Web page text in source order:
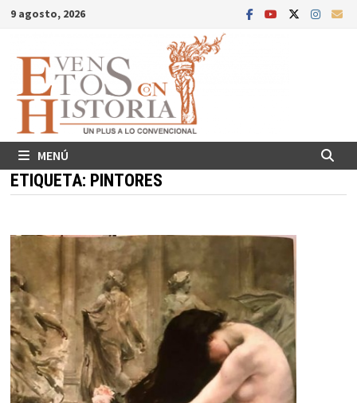
Saltar
contenido
9 agosto, 2026
MENÚ
ETIQUETA: PINTORES